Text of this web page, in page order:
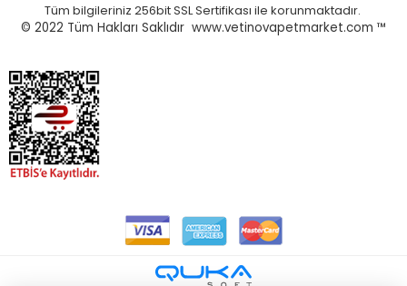
Tüm bilgileriniz 256bit SSL Sertifikası ile korunmaktadır.
© 2022 Tüm Hakları Saklıdır www.vetinovapetmarket.com ™